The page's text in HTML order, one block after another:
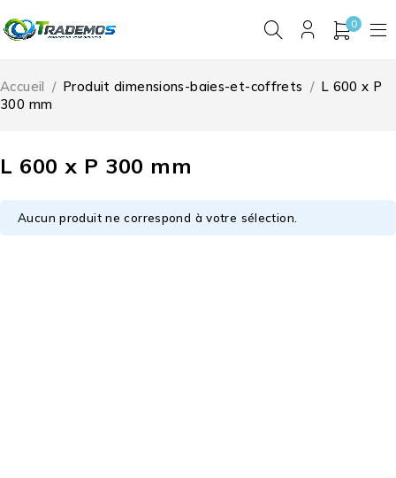
0
L 600 x P 300 mm
Accueil / Produit dimensions-baies-et-coffrets / L 600 x P
300 mm
Aucun produit ne correspond à votre sélection.